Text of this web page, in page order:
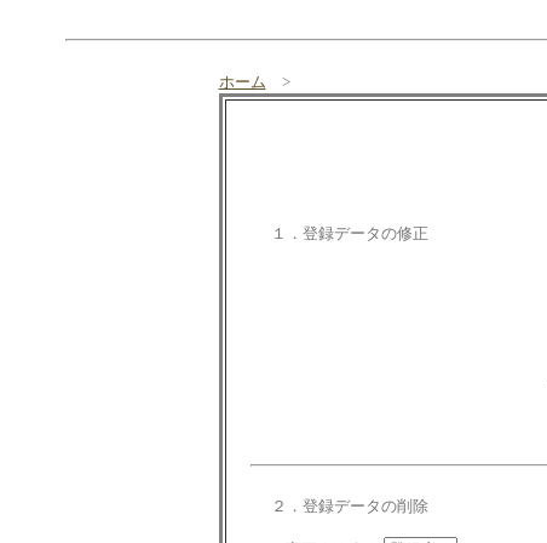
ホーム >
１．登録データの修正
２．登録データの削除